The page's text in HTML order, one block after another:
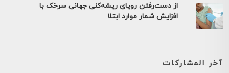
از دست‌رفتن رویای ریشه‌کنی جهانی سرخک با
افزایش شمار موارد ابتلا
آخر المشاركات